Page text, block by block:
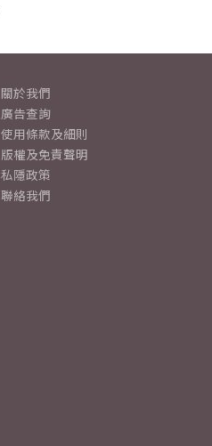
關於我們
廣告查詢
使用條款及細則
版權及免責聲明
私隱政策
聯絡我們